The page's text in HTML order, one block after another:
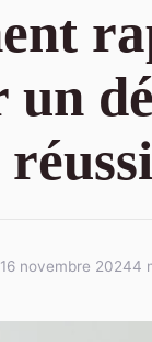
un
réussi
16 novembre 20244